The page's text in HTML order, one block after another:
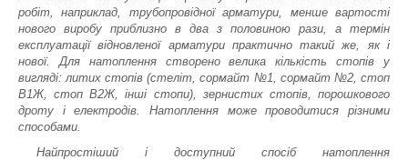
робіт, наприклад, трубопровідної арматури, менше вартості
нового виробу приблизно в два з половиною рази, а термін
експлуатації відновленої арматури практично такий же, як і
нової. Для натоплення створено велика кількість стопів у
вигляді: литих стопів (стеліт, сормайт №1, сормайт №2, стоп
В1Ж, стоп В2Ж, інші стопи), зернистих стопів, порошкового
дроту і електродів. Натоплення може проводитися різними
способами.
Найпростіший і доступний спосіб натоплення